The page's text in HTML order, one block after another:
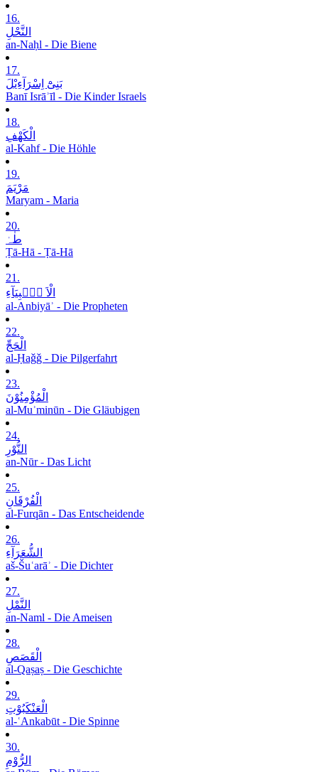
16.
النَّحْلِ
an-Naḥl - Die Biene
17.
بَنِیْٓ اِسْرَآءِیْلَ
Banī Isrāʾīl - Die Kinder Israels
18.
الْکَھْفِ
al-Kahf - Die Höhle
19.
مَرْیَمَ
Maryam - Maria
20.
طٰہٰ
Ṭā-Hā - Ṭā-Hā
21.
الْاَ نۡۢبِیَآءِ
al-Anbiyāʾ - Die Propheten
22.
الْحَجِّ
al-Ḥaǧǧ - Die Pilgerfahrt
23.
الْمُؤْمِنُوْنَ
al-Muʾminūn - Die Gläubigen
24.
النُّوْرِ
an-Nūr - Das Licht
25.
الْفُرْقَانِ
al-Furqān - Das Entscheidende
26.
الشُّعَرَآءِ
aš-Šuʿarāʾ - Die Dichter
27.
النَّمْلِ
an-Naml - Die Ameisen
28.
الْقَصَصِ
al-Qaṣaṣ - Die Geschichte
29.
الْعَنْکَبُوْتِ
al-ʿAnkabūt - Die Spinne
30.
الرُّوْمِ